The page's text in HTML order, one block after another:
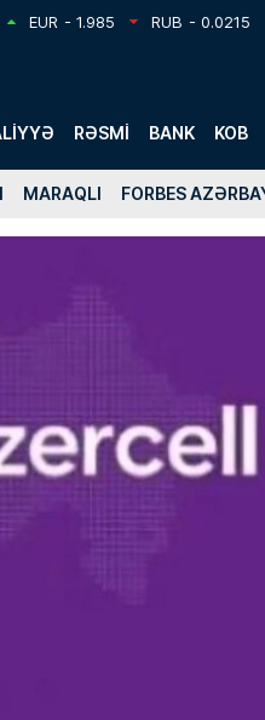
EUR - 1.985 RUB - 0.0215
RƏSMI BANK KOB
MARAQLI FORBES